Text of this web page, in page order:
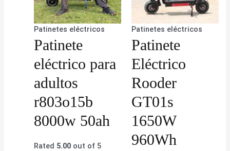
Patinetes eléctricos
Patinete
eléctrico para
adultos
r803o15b
8000w 50ah
Rated 5.00 out of 5
Patinetes eléctricos
Patinete
Eléctrico
Rooder
GT01s
1650W
960Wh